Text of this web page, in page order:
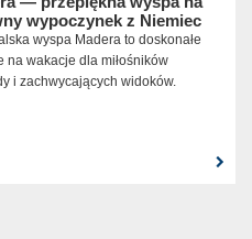
wypoczynek z Niemiec
wyspa Madera to doskonałe
na wakacje dla miłośników
i zachwycających widoków.